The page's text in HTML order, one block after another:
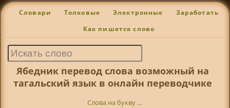
Словари Толковые Электронные Заработать
Как пишется слово
Ябедник перевод слова возможный на
тагальский язык в онлайн переводчике
Слова на букву ...